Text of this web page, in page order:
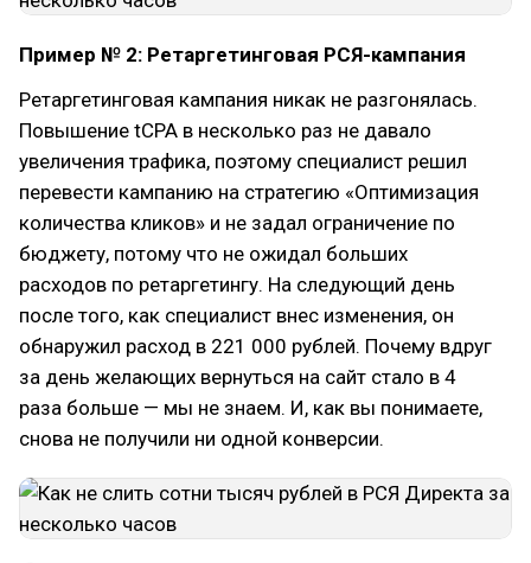
Пример № 2: Ретаргетинговая РСЯ-кампания
Ретаргетинговая кампания никак не разгонялась.
Повышение tCPA в несколько раз не давало
увеличения трафика, поэтому специалист решил
перевести кампанию на стратегию «Оптимизация
количества кликов» и не задал ограничение по
бюджету, потому что не ожидал больших
расходов по ретаргетингу. На следующий день
после того, как специалист внес изменения, он
обнаружил расход в 221 000 рублей. Почему вдруг
за день желающих вернуться на сайт стало в 4
раза больше — мы не знаем. И, как вы понимаете,
снова не получили ни одной конверсии.